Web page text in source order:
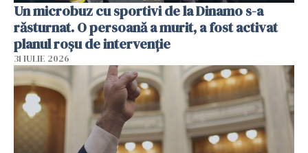
Un microbuz cu sportivi de la Dinamo s-a
răsturnat. O persoană a murit, a fost activat
planul roșu de intervenție
31 IULIE 2026